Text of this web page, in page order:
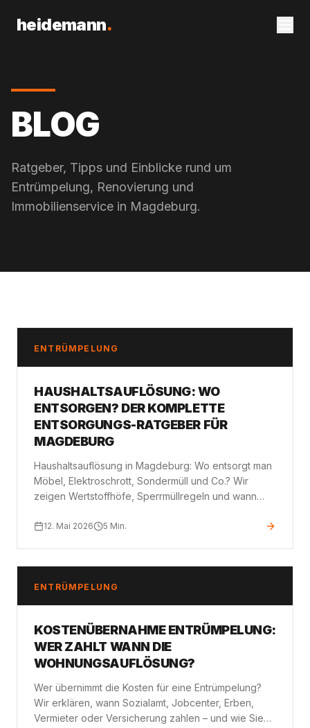
heidemann.
BLOG
Ratgeber, Tipps und Einblicke rund um
Entrümpelung, Renovierung und
Immobilienservice in Magdeburg.
ENTRÜMPELUNG
HAUSHALTSAUFLÖSUNG: WO
ENTSORGEN? DER KOMPLETTE
ENTSORGUNGS-RATGEBER FÜR
MAGDEBURG
Haushaltsauflösung in Magdeburg: Wo entsorgt man
Möbel, Elektroschrott, Sondermüll und Co.? Wir
zeigen Wertstoffhöfe, Sperrmüllregeln und wann
12. Mai 2026 5 Min.
ENTRÜMPELUNG
KOSTENÜBERNAHME ENTRÜMPELUNG:
WER ZAHLT WANN DIE
WOHNUNGSAUFLÖSUNG?
Wer übernimmt die Kosten für eine Entrümpelung?
Wir erklären, wann Sozialamt, Jobcenter, Erben,
Vermieter oder Versicherung zahlen – und wie Sie